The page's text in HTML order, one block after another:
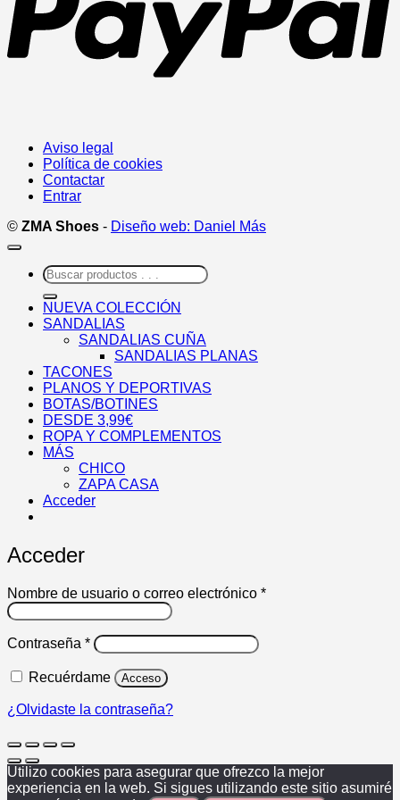
Aviso legal
Política de cookies
Contactar
Entrar
© ZMA Shoes - Diseño web: Daniel Más
Buscar
por:
NUEVA COLECCIÓN
SANDALIAS
SANDALIAS CUÑA
SANDALIAS PLANAS
TACONES
PLANOS Y DEPORTIVAS
BOTAS/BOTINES
DESDE 3,99€
ROPA Y COMPLEMENTOS
MÁS
CHICO
ZAPA CASA
Acceder
Acceder
Nombre de usuario o correo electrónico *Obligatorio
Contraseña *Obligatorio
Recuérdame Acceso
¿Olvidaste la contraseña?
Utilizo cookies para asegurar que ofrezco la mejor
experiencia en la web. Si sigues utilizando este sitio asumiré